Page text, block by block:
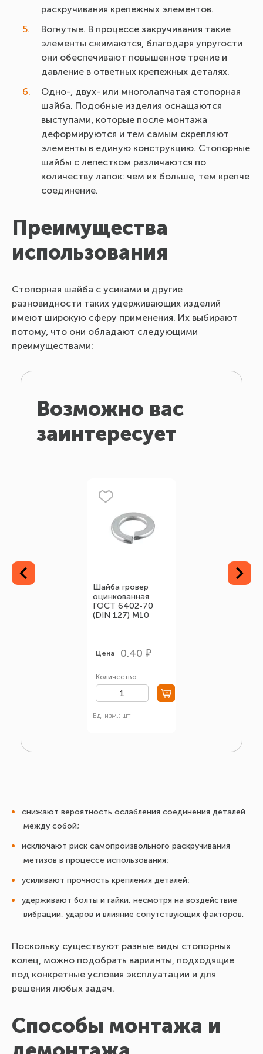
раскручивания крепежных элементов.
Вогнутые. В процессе закручивания такие
элементы сжимаются, благодаря упругости
они обеспечивают повышенное трение и
давление в ответных крепежных деталях.
Одно-, двух- или многолапчатая стопорная
шайба. Подобные изделия оснащаются
выступами, которые после монтажа
деформируются и тем самым скрепляют
элементы в единую конструкцию. Стопорные
шайбы с лепестком различаются по
количеству лапок: чем их больше, тем крепче
соединение.
Преимущества
использования
Стопорная шайба с усиками и другие
разновидности таких удерживающих изделий
имеют широкую сферу применения. Их выбирают
потому, что они обладают следующими
преимуществами:
снижают вероятность ослабления соединения деталей
между собой;
исключают риск самопроизвольного раскручивания
метизов в процессе использования;
усиливают прочность крепления деталей;
удерживают болты и гайки, несмотря на воздействие
вибрации, ударов и влияние сопутствующих факторов.
Поскольку существуют разные виды стопорных
колец, можно подобрать варианты, подходящие
под конкретные условия эксплуатации и для
решения любых задач.
Способы монтажа и
Возможно вас
заинтересует
Шайба гровер
оцинкованная
ГОСТ 6402-70
(DIN 127) М10
Цена 0.40 ₽
Количество
Ед. изм.: шт